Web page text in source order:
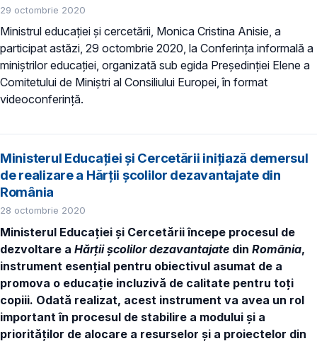
29 octombrie 2020
Ministrul educației și cercetării, Monica Cristina Anisie, a
participat astăzi, 29 octombrie 2020, la Conferința informală a
miniștrilor educației, organizată sub egida Președinției Elene a
Comitetului de Miniștri al Consiliului Europei, în format
videoconferință.
Ministerul Educației și Cercetării inițiază demersul
de realizare a Hărții școlilor dezavantajate din
România
28 octombrie 2020
Ministerul Educației și Cercetării începe procesul de
dezvoltare a Hărții școlilor dezavantajate din România,
instrument esențial pentru obiectivul asumat de a
promova o educație incluzivă de calitate pentru toți
copiii. Odată realizat, acest instrument va avea un rol
important în procesul de stabilire a modului și a
priorităților de alocare a resurselor și a proiectelor din